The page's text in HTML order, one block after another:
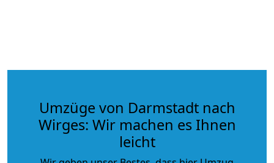
Umzüge von Darmstadt nach
Wirges: Wir machen es Ihnen
leicht